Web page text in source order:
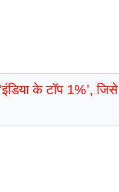
के टॉप 1%’, जिसे